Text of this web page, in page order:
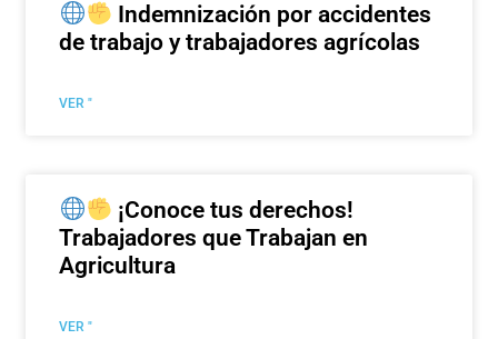
Indemnización por accidentes
de trabajo y trabajadores agrícolas
VER "
¡Conoce tus derechos!
Trabajadores que Trabajan en
Agricultura
VER "